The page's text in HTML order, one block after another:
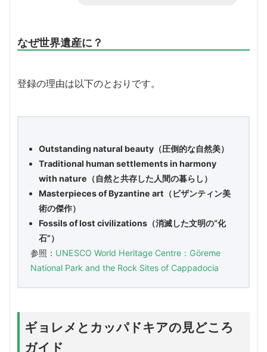
なぜ世界遺産に？
登録の理由は以下のとおりです。
Outstanding natural beauty（圧倒的な自然美）
Traditional human settlements in harmony
with nature（自然と共存した人間の暮らし）
Masterpieces of Byzantine art（ビザンティン美
術の傑作）
Fossils of lost civilizations（消滅した文明の“化
石”）
参照： UNESCO World Heritage Centre：Göreme
National Park and the Rock Sites of Cappadocia
ギョレメとカッパドキアの見どころ
ガイド